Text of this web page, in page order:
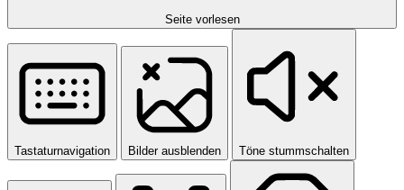
Seite vorlesen
Tastaturnavigation Bilder ausblenden Töne stummschalten